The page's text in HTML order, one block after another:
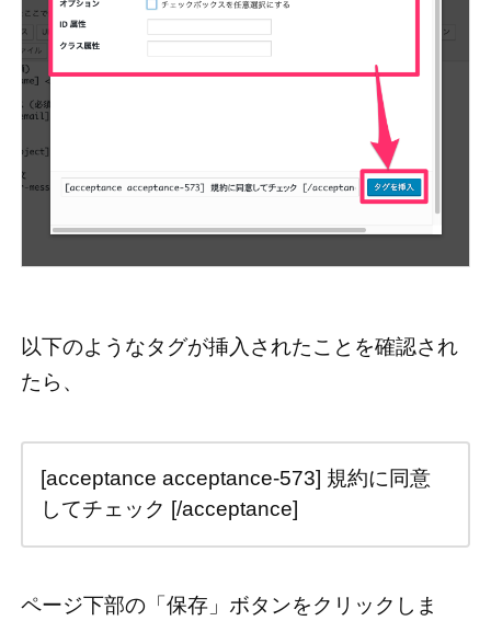
以下のようなタグが挿入されたことを確認され
たら、
[acceptance acceptance-573] 規約に同意
してチェック [/acceptance]
ページ下部の「保存」ボタンをクリックしま